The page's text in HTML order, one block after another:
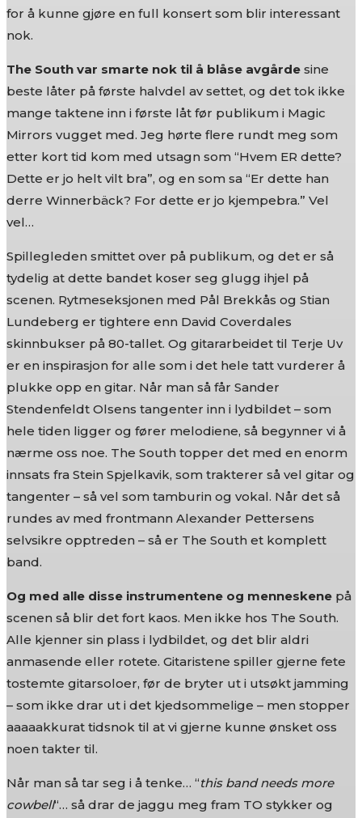
for å kunne gjøre en full konsert som blir interessant
nok.
The South var smarte nok til å blåse avgårde sine
beste låter på første halvdel av settet, og det tok ikke
mange taktene inn i første låt før publikum i Magic
Mirrors vugget med. Jeg hørte flere rundt meg som
etter kort tid kom med utsagn som “Hvem ER dette?
Dette er jo helt vilt bra”, og en som sa “Er dette han
derre Winnerbäck? For dette er jo kjempebra.” Vel
vel…
Spillegleden smittet over på publikum, og det er så
tydelig at dette bandet koser seg glugg ihjel på
scenen. Rytmeseksjonen med Pål Brekkås og Stian
Lundeberg er tightere enn David Coverdales
skinnbukser på 80-tallet. Og gitararbeidet til Terje Uv
er en inspirasjon for alle som i det hele tatt vurderer å
plukke opp en gitar. Når man så får Sander
Stendenfeldt Olsens tangenter inn i lydbildet – som
hele tiden ligger og fører melodiene, så begynner vi å
nærme oss noe. The South topper det med en enorm
innsats fra Stein Spjelkavik, som trakterer så vel gitar og
tangenter – så vel som tamburin og vokal. Når det så
rundes av med frontmann Alexander Pettersens
selvsikre opptreden – så er The South et komplett
band.
Og med alle disse instrumentene og menneskene på
scenen så blir det fort kaos. Men ikke hos The South.
Alle kjenner sin plass i lydbildet, og det blir aldri
anmasende eller rotete. Gitaristene spiller gjerne fete
tostemte gitarsoloer, før de bryter ut i utsøkt jamming
– som ikke drar ut i det kjedsommelige – men stopper
aaaaakkurat tidsnok til at vi gjerne kunne ønsket oss
noen takter til.
Når man så tar seg i å tenke… “this band needs more
cowbell“… så drar de jaggu meg fram TO stykker og